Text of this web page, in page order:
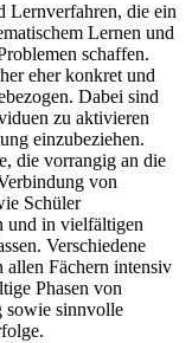
Lernverfahren, die ein
Lernen und
schaffen.
eher konkret und
Dabei sind
zu aktivieren
einzubeziehen.
die vorrangig an die
von
Schüler
und in vielfältigen
Verschiedene
allen Fächern intensiv
Phasen von
sowie sinnvolle